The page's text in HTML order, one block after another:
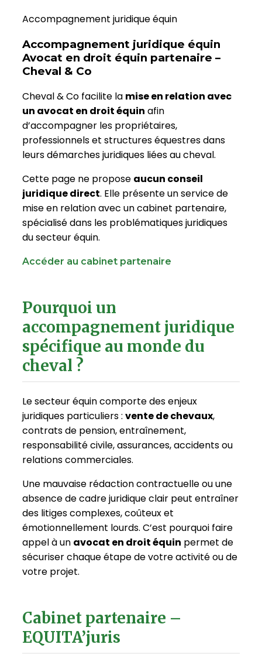
Accompagnement juridique équin
Accompagnement juridique équin
Avocat en droit équin partenaire –
Cheval & Co
Cheval & Co facilite la mise en relation avec
un avocat en droit équin afin
d’accompagner les propriétaires,
professionnels et structures équestres dans
leurs démarches juridiques liées au cheval.
Cette page ne propose aucun conseil
juridique direct. Elle présente un service de
mise en relation avec un cabinet partenaire,
spécialisé dans les problématiques juridiques
du secteur équin.
Accéder au cabinet partenaire
Pourquoi un
accompagnement juridique
spécifique au monde du
cheval ?
Le secteur équin comporte des enjeux
juridiques particuliers : vente de chevaux,
contrats de pension, entraînement,
responsabilité civile, assurances, accidents ou
relations commerciales.
Une mauvaise rédaction contractuelle ou une
absence de cadre juridique clair peut entraîner
des litiges complexes, coûteux et
émotionnellement lourds. C’est pourquoi faire
appel à un avocat en droit équin permet de
sécuriser chaque étape de votre activité ou de
votre projet.
Cabinet partenaire –
EQUITA’juris